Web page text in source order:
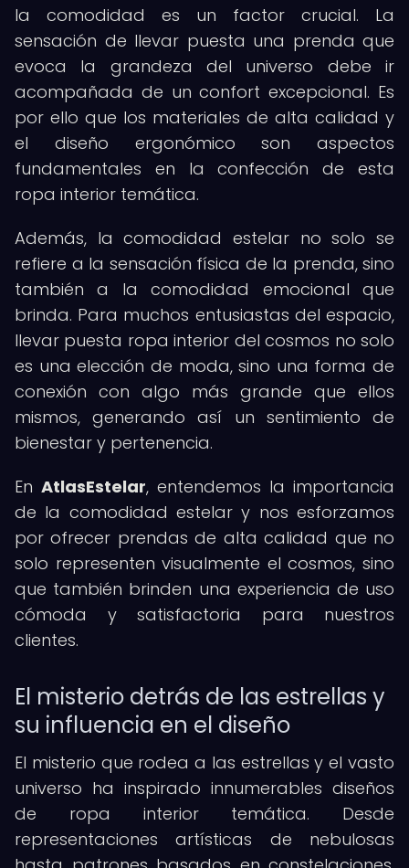
la comodidad es un factor crucial. La
sensación de llevar puesta una prenda que
evoca la grandeza del universo debe ir
acompañada de un confort excepcional. Es
por ello que los materiales de alta calidad y
el diseño ergonómico son aspectos
fundamentales en la confección de esta
ropa interior temática.
Además, la comodidad estelar no solo se
refiere a la sensación física de la prenda, sino
también a la comodidad emocional que
brinda. Para muchos entusiastas del espacio,
llevar puesta ropa interior del cosmos no solo
es una elección de moda, sino una forma de
conexión con algo más grande que ellos
mismos, generando así un sentimiento de
bienestar y pertenencia.
En AtlasEstelar, entendemos la importancia
de la comodidad estelar y nos esforzamos
por ofrecer prendas de alta calidad que no
solo representen visualmente el cosmos, sino
que también brinden una experiencia de uso
cómoda y satisfactoria para nuestros
clientes.
El misterio detrás de las estrellas y
su influencia en el diseño
El misterio que rodea a las estrellas y el vasto
universo ha inspirado innumerables diseños
de ropa interior temática. Desde
representaciones artísticas de nebulosas